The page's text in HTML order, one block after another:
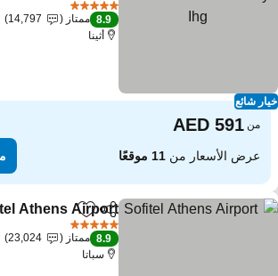
شائع
مشاهدة الأسعار
8.9 ممتاز
14,797
أثينا
من
عرض الأسعار من11 موقعًا
مشاركةto favorites
Athens Airport
8.9 ممتاز
23,024
سباتا